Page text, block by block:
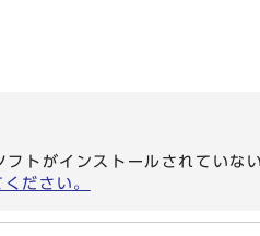
トがインストールされていな
ださい。